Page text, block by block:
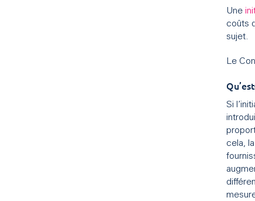
Une
coûts
sujet.
Le
Si
cela,